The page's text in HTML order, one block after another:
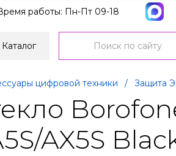
работы: Пн-Пт 09-18
Каталог
цифровой техники / Защита
AX5S